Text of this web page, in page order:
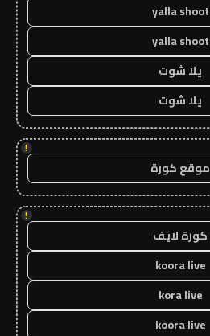
yalla shoot
yalla shoot
يلا شوت
يلا شوت
!
موقع كورة
!
كورة لايف
koora live
kora live
koora live